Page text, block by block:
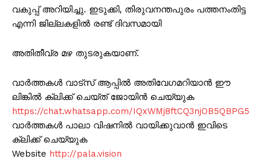
വകുപ്പ് അറിയിച്ചു. ഇടുക്കി, തിരുവനന്തപുരം പത്തനംതിട്ട
എന്നി ജില്ലകളിൽ രണ്ട് ദിവസമായി
അതിതീവ്ര മഴ തുടരുകയാണ്.
വാർത്തകൾ വാട്സ് ആപ്പിൽ അതിവേഗമറിയാൻ ഈ
ലിങ്കിൽ ക്ലിക്ക് ചെയ്ത് ജോയിൻ ചെയ്യുക
https://chat.whatsapp.com/IQxWMj8ftCQ3njOB5QBPG5
വാർത്തകൾ പാലാ വിഷനിൽ വായിക്കുവാൻ ഇവിടെ
ക്ലിക്ക് ചെയ്യുക
Website http://pala.vision